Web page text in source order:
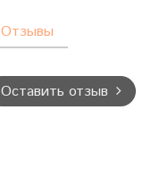
Отзывы
Оставить отзыв